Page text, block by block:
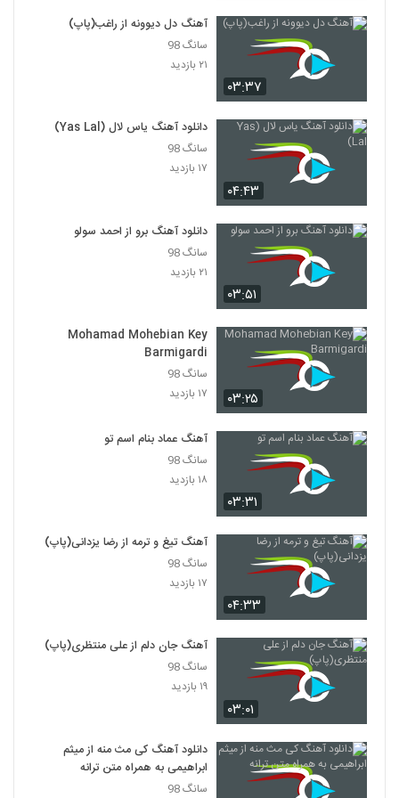
بهزاد صادقی آهنگ عاشقی
5298
دانلود آهنگ تو از مهدی آریا
۲۴۲ بازدید
Daroghe Yara)
۲۹۴ بازدید
دانلود آهنگ علاقه ی محض از فرزاد کشاورز
5301
۳۵۶ بازدید
دانلود آهنگ قلبت از امین رفیعی
۲۶۸ بازدید
دانلود آهنگ دلبری کن از فرکام بند
5304
(Ramin Hazrati Kash
Nemididamesh)
5305
موزیک زیبای شب روشن از فرهاد معرفی
۲۵۹ بازدید
دانلود آهنگ احسان راجی زندون
5307
دانلود آهنگ جدید و زیبای محسن آراد با نام
حسرت
۰۳:۳۷
آهنگ دل دیوونه از راغب(پاپ)
سانگ 98
۲۱ بازدید
۰۴:۴۳
دانلود آهنگ یاس لال (Yas Lal)
سانگ 98
۱۷ بازدید
۰۳:۵۱
دانلود آهنگ برو از احمد سولو
سانگ 98
۲۱ بازدید
۰۳:۲۵
Mohamad Mohebian Key
Barmigardi
سانگ 98
۱۷ بازدید
۰۳:۳۱
آهنگ عماد بنام اسم تو
سانگ 98
۱۸ بازدید
۰۴:۳۳
آهنگ تیغ و ترمه از رضا یزدانی(پاپ)
سانگ 98
۱۷ بازدید
۰۳:۰۱
آهنگ جان دلم از علی منتظری(پاپ)
سانگ 98
۱۹ بازدید
دانلود آهنگ کی مث منه از میثم
ابراهیمی به همراه متن ترانه
سانگ 98